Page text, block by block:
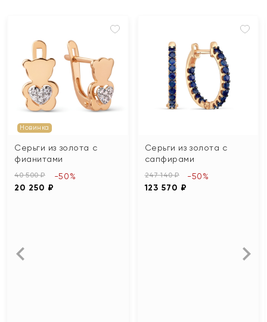
Новинка
Серьги из золота с
фианитами
40 500 ₽
20 250 ₽
-50%
Серьги из золота с
сапфирами
247 140 ₽
123 570 ₽
-50%